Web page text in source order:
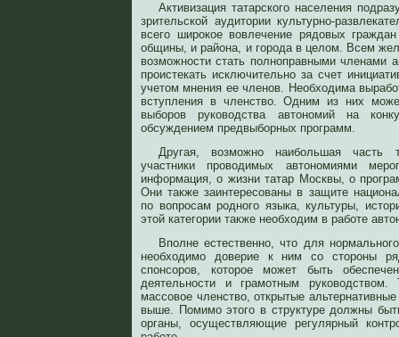
Активизация татарского населения
зрительской аудитории культурно-
всего широкое вовлечение рядовых
общины, и района, и города в целом. Всем
возможности стать полноправными членами
проистекать исключительно за счет
учетом мнения ее членов. Необходима
вступления в членство. Одним из них
выборов руководства автономий на
обсуждением предвыборных программ.
Другая, возможно наибольшая часть
участники проводимых автономиями
информация, о жизни татар Москвы, о
Они также заинтересованы в защите
по вопросам родного языка, культуры,
этой категории также необходим в работе
Вполне естественно, что для
необходимо доверие к ним со стороны
спонсоров, которое может быть
деятельности и грамотным руководством.
массовое членство, открытые
выше. Помимо этого в структуре должны
органы, осуществляющие регулярный